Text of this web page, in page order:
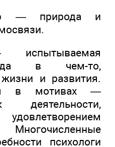
— природа и
испытываемая
в чем-то,
и развития.
в мотивах —
психологи